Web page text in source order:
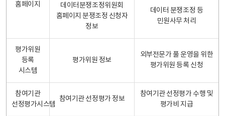
홈페이지
데이터분쟁조정위원회
홈페이지 분쟁조정 신청자
정보
데이터 분쟁조정 등
민원사무 처리
평가위원
등록
시스템
평가위원 정보
외부전문가 풀 운영을 위한
평가위원 등록 신청
참여기관
선정평가시스템
참여기관 선정평가 정보
참여기관 선정평가 수행 및
평가비 지급